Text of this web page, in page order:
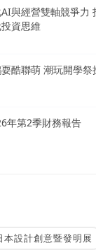
與經營雙軸競爭力
資思維
酷聯萌 潮玩開學祭
年第2季財務報告
本設計創意暨發明展